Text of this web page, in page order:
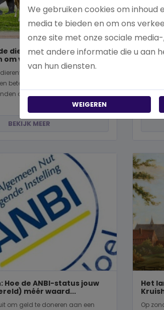
dieren: De mooiste
vandaag nog te
en wil je graag
betere wereld voor viervoeters,
of wild...
BEKIJK MEER
Hoe
Hoe de ANBI-status jouw
méér waard...
om geld te doneren aan een
Het
Op
We gebruiken cookies om
media te bieden en om ons
onze site met onze sociale
met andere informatie die u aan
van hun diensten.
WEIGEREN